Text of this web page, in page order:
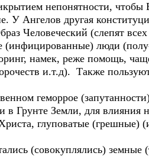
непонятности, чтобы
У Ангелов другая
Человеческий (слепят
люди
намек, реже помощь,
и.т.д). Также
геморрое
Грунте Земли, для влияния
глуповатые
(совокуплялись)